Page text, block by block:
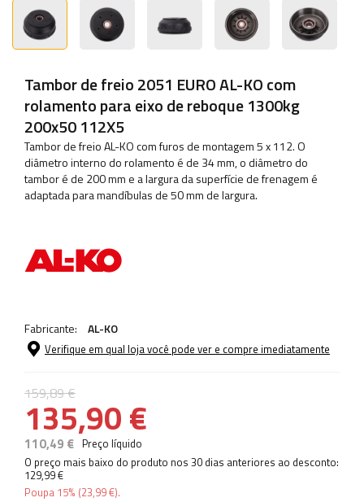
Tambor de freio 2051 EURO AL-KO com
rolamento para eixo de reboque 1300kg
200x50 112X5
Tambor de freio AL-KO com furos de montagem 5 x 112. O
diâmetro interno do rolamento é de 34 mm, o diâmetro do
tambor é de 200 mm e a largura da superfície de frenagem é
adaptada para mandíbulas de 50 mm de largura.
Fabricante: AL-KO
Verifique em qual loja você pode ver e compre imediatamente
159,89 €
135,90 €
110,49 € Preço líquido
O preço mais baixo do produto nos 30 dias anteriores ao desconto:
129,99 €
Poupa 15% (23,99 €).